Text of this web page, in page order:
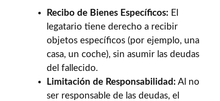
Recibo de Bienes Específicos: El
legatario tiene derecho a recibir
objetos específicos (por ejemplo, una
casa, un coche), sin asumir las deudas
del fallecido.
Limitación de Responsabilidad: Al no
ser responsable de las deudas, el